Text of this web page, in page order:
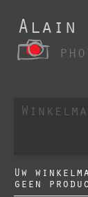
Alain
Uw
geen